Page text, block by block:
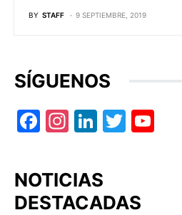
BY STAFF 9 SEPTIEMBRE, 2019
SÍGUENOS
Facebook
Instagram
LinkedIn
Twitter
NOTICIAS
DESTACADAS